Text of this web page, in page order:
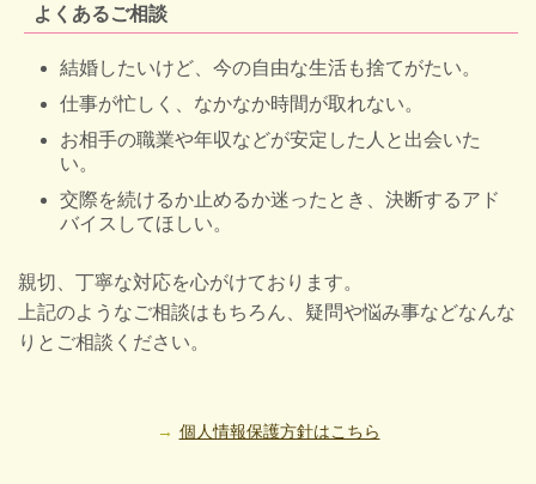
よくあるご相談
結婚したいけど、今の自由な生活も捨てがたい。
仕事が忙しく、なかなか時間が取れない。
お相手の職業や年収などが安定した人と出会いた
い。
交際を続けるか止めるか迷ったとき、決断するアド
バイスしてほしい。
親切、丁寧な対応を心がけております。
上記のようなご相談はもちろん、疑問や悩み事などなんな
りとご相談ください。
個人情報保護方針はこちら